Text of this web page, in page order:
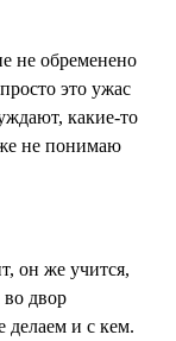
не обременено
это ужас
какие-то
не понимаю
он же учится,
двор
делаем и с кем.